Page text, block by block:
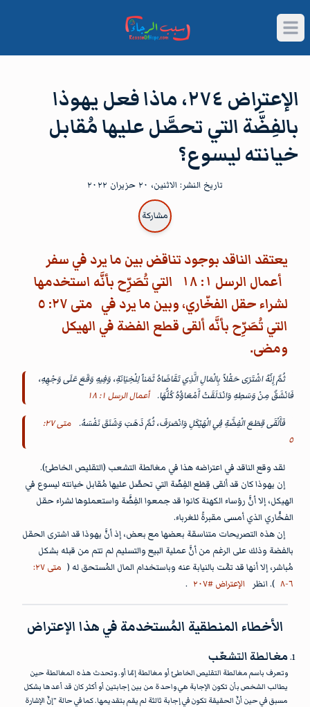
Open main menu
الإعتراض ٢٧٤، ماذا فعل يهوذا
بالفِضَّة التي تحصَّل عليها مُقابل
خيانته ليسوع؟
تاريخ النشر: الاثنين، ٢٠ حزيران ٢٠٢٢
مشاركة
يعتقد الناقد بوجود تناقض بين ما يرد في سفر
أعمال الرسل ١: ١٨
التي تُصَرِّح بأنَّه استخدمها
لشراء حقل الفخّاري، وبين ما يرد في متى ٢٧: ٥
التي تُصَرِّح بأنَّه ألقى قطع الفضة في الهيكل
ومضى.
ثُمَّ إِنَّهُ اشْتَرَى حَقْلاً بِالْمَالِ الَّذِي تَقَاضَاهُ ثَمَناً لِلْخِيَانَةِ، وَفِيهِ وَقَعَ عَلَى وَجْهِهِ،
فَانْشَقَّ مِنْ وَسَطِهِ وَانْدَلَقَتْ أَمْعَاؤُهُ كُلُّهَا.
أعمال الرسل ١: ١٨
فَأَلْقَى قِطَعَ الْفِضَّةِ فِي الْهَيْكَلِ وَانْصَرَفَ، ثُمَّ ذَهَبَ وَشَنَقَ نَفْسَهُ.
متى ٢٧:
٥
لقد وقع الناقد في اعتراضه هذا في مغالطة التشعب (التقليص الخاطئ).
إن يهوذا كان قد ألقى قِطَع الفِضّة التي تحصَّل عليها مُقابل خيانته ليسوع في
الهيكل، إلا أنَّ رؤساء الكهنة كانوا قد جمعوا الفِضَّة واستعملوها لشراء حقل
الفخَّاري الذي أمسى مقبرةً للغرباء.
إن هذه التصريحات متناسقة بعضها مع بعض، إذ أنَّ يهوذا قد اشترى الحقل
بالفضة وذلك على الرغم من أنَّ عملية البيع والتسليم لم تتم من قبله بشكل
مُباشر، إلا أنها قد تمَّت بالنيابة عنه وباستخدام المال المُستحق له (
متى ٢٧:
٦-٨
). انظر الإعتراض #٢٠٧ .
الأخطاء المنطقية المُستخدمة في هذا الإعتراض
مغالطة التشعّب
وتعرف باسم مغالطة التقليص الخاطئ أو مغالطة إمّا أو. وتحدث هذه المغالطة حين
يطالب الشخص بأن تكون الإجابة هي واحدة من بين إجابتين أو أكثر كان قد أعدها بشكل
مسبق في حين أنَّ الحقيقة تكون في إجابة ثالثة لم يقم بتقديمها. كما في حالة ”إنَّ الإشارة